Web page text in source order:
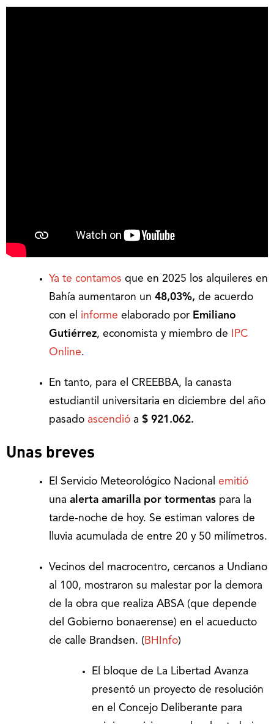
Ya te contamos que en 2025 los alquileres en
Bahía aumentaron un 48,03%, de acuerdo
con el informe elaborado por Emiliano
Gutiérrez, economista y miembro de
IPC
Online.
En tanto, para el CREEBBA, la canasta
estudiantil universitaria en diciembre del año
pasado ascendió a $ 921.062.
Unas breves
El Servicio Meteorológico Nacional emitió
una alerta amarilla por tormentas para la
tarde-noche de hoy. Se estiman valores de
lluvia acumulada de entre 20 y 50 milímetros.
Vecinos del macrocentro, cercanos a Undiano
al 100, mostraron su malestar por la demora
de la obra que realiza ABSA (que depende
del Gobierno bonaerense) en el acueducto
de calle Brandsen. ( BHInfo)
El bloque de La Libertad Avanza
presentó un proyecto de resolución
en el Concejo Deliberante para